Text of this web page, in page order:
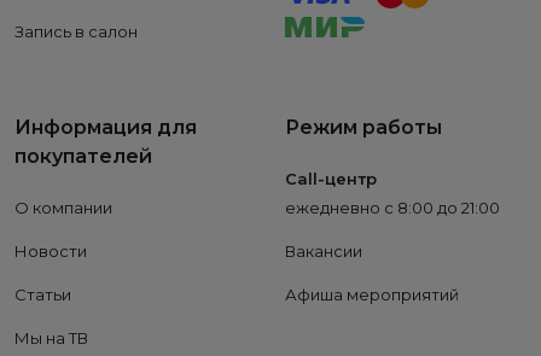
Запись в салон
Информация для
покупателей
О компании
Новости
Статьи
Мы на ТВ
Режим работы
Call-центр
ежедневно с 8:00 до 21:00
Вакансии
Афиша мероприятий